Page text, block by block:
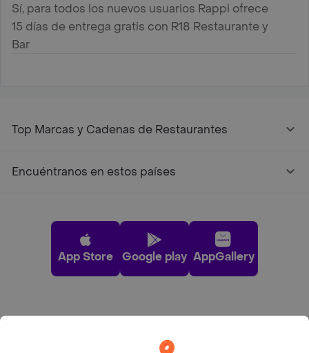
Sí, para todos los nuevos usuarios Rappi ofrece
15 días de entrega gratis con R18 Restaurante y
Bar
Top Marcas y Cadenas de Restaurantes
Encuéntranos en estos países
App Store Google play AppGallery